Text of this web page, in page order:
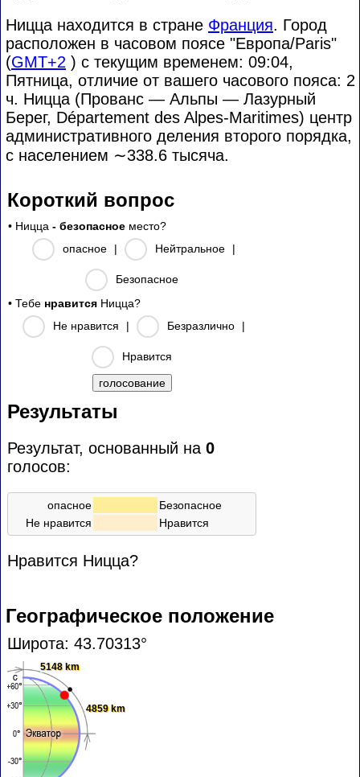
Ницца находится в стране Франция. Город
расположен в часовом поясе "Европа/Paris"
(GMT+2 ) с текущим временем: 09:04,
Пятница, отличие от вашего часового пояса: 2
ч. Ницца (Прованс — Альпы — Лазурный
Берег, Département des Alpes-Maritimes) центр
административного деления второго порядка,
с населением ∼338.6 тысяча.
Короткий вопрос
• Ницца - безопасное место?
опасное
| Нейтральное |
Безопасное
• Тебе нравится Ницца?
Не нравится
| Безразлично |
Нравится
Результаты
Результат, основанный на 0
голосов:
опасное
Безопасное
Не нравится
Нравится
Нравится Ницца?
Географическое положение
Широта: 43.70313°
5148 km
4859 km